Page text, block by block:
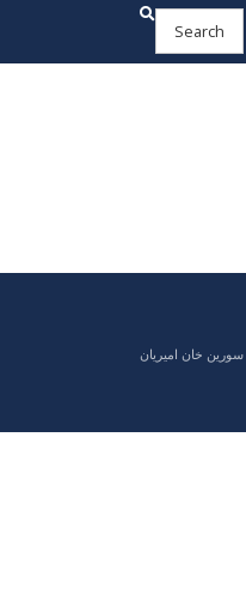
سورين خان اميريان